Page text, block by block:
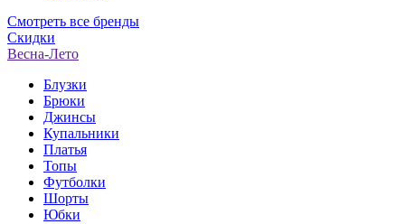
Смотреть все бренды
Скидки
Весна-Лето
Блузки
Брюки
Джинсы
Купальники
Платья
Топы
Футболки
Шорты
Юбки